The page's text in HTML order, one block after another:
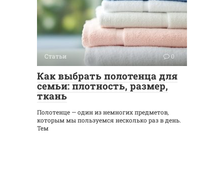
Статьи 0
Как выбрать полотенца для
семьи: плотность, размер,
ткань
Полотенце — один из немногих предметов,
которым мы пользуемся несколько раз в день.
Тем